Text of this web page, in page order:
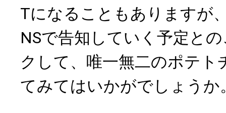
Tになることもありますが
NSで告知していく予定と
クして、唯一無二のポテト
てみてはいかがでしょうか